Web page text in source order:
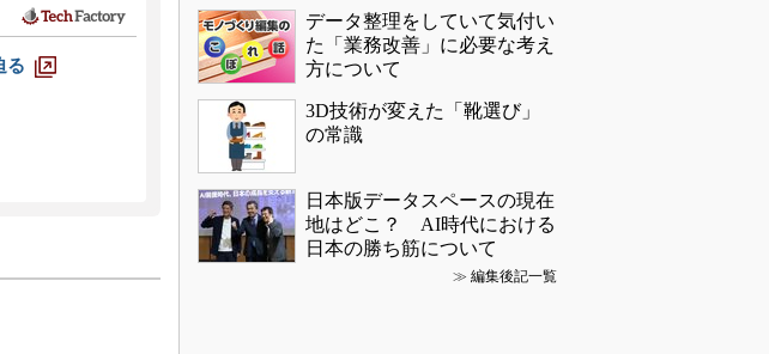
る
データ整理をしていて気付い
た「業務改善」に必要な考え
方について
3D技術が変えた「靴選び」
の常識
日本版データスペースの現在
地はどこ？ AI時代における
日本の勝ち筋について
≫ 編集後記一覧